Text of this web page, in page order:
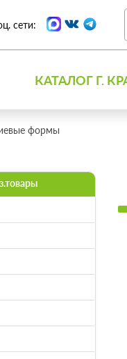
сети:
КАТАЛОГ Г.
формы